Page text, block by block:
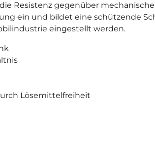
Resistenz gegenüber
ein und bildet eine schützende
eingestellt werden.
Lösemittelfreiheit